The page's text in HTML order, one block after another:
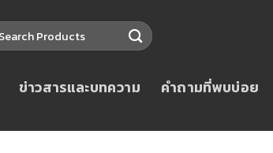
ข่าวสารและบทความ คำถามที่พบบ่อย